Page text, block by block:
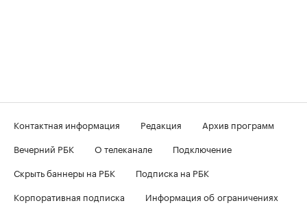
Контактная информация Редакция
Архив программ
Вечерний РБК
О телеканале
Подключение
Скрыть баннеры на РБК
Подписка на РБК
Корпоративная подписка
Информация об ограничениях